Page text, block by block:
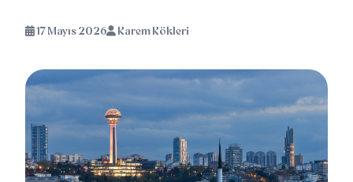
17 Mayıs 2026 Karem Kökleri